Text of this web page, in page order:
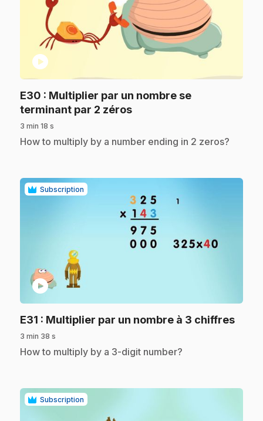
play_circle
E30 : Multiplier par un nombre se
terminant par 2 zéros.
3 min 18 s
.How to multiply by a number ending in 2 zeros?
Subscription
play_circle
E31 : Multiplier par un nombre à 3 chiffres.
3 min 38 s
.How to multiply by a 3-digit number?
Subscription